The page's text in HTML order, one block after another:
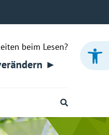
Werkzeugleiste öffnen
beim Lesen?
►